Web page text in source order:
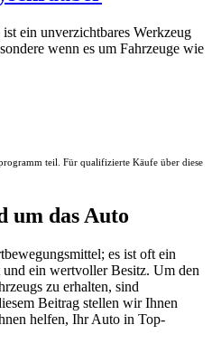
ein unverzichtbares Werkzeug
wenn es um Fahrzeuge wie
teil. Für qualifizierte Käufe über diese
um das Auto
es ist oft ein
ein wertvoller Besitz. Um den
zu erhalten, sind
Beitrag stellen wir Ihnen
helfen, Ihr Auto in Top-